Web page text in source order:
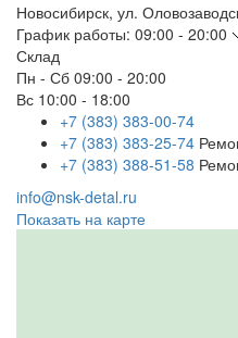
Новосибирск, ул.
График работы: 09:00 - 20:00
Склад
Пн - Сб 09:00 - 20:00
Вс 10:00 - 18:00
+7 (383) 383-00-74
+7 (383) 383-25-74
+7 (383) 388-51-58
info@nsk-detal.ru
Показать на карте